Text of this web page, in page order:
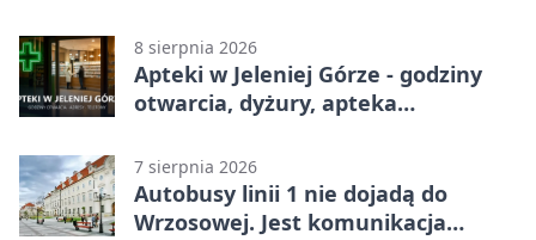
8 sierpnia 2026
Apteki w Jeleniej Górze - godziny
otwarcia, dyżury, apteka
7 sierpnia 2026
Autobusy linii 1 nie dojadą do
Wrzosowej. Jest komunikacja